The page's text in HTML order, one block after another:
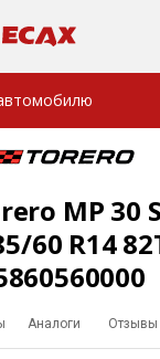
MP 30
60 R14
Аналоги Отзывы